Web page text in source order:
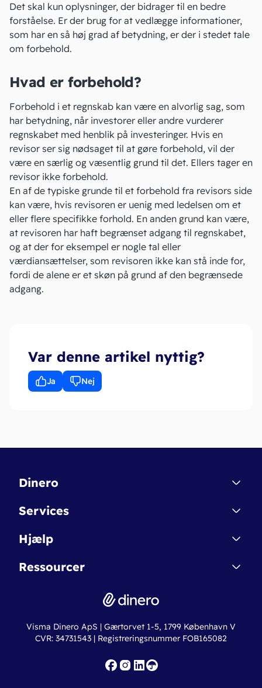
Det skal kun oplysninger, der bidrager til en bedre
forståelse. Er der brug for at vedlægge informationer,
som har en så høj grad af betydning, er der i stedet tale
om forbehold.
Hvad er forbehold?
Forbehold i et regnskab kan være en alvorlig sag, som
har betydning, når investorer eller andre vurderer
regnskabet med henblik på investeringer. Hvis en
revisor ser sig nødsaget til at gøre forbehold, vil der
være en særlig og væsentlig grund til det. Ellers tager en
revisor ikke forbehold.
En af de typiske grunde til et forbehold fra revisors side
kan være, hvis revisoren er uenig med ledelsen om et
eller flere specifikke forhold. En anden grund kan være,
at revisoren har haft begrænset adgang til regnskabet,
og at der for eksempel er nogle tal eller
værdiansættelser, som revisoren ikke kan stå inde for,
fordi de alene er et skøn på grund af den begrænsede
adgang.
Var denne artikel nyttig?
Ja Nej
Dinero
Kontakt
Betingelser & Sikkerhed
Nye funktioner
Services
Dinero Starter
Dinero Pro
Erhvervslån
Fakturaskabeloner
Hjælp
Regnskabsordbogen
Online regnskabskurser
Ressourcer
Ny virksomhed
Iværksætterlegat
Visma Dinero ApS | Gærtorvet 1-5, 1799 København V
CVR: 34731543 | Registreringsnummer FOB165082